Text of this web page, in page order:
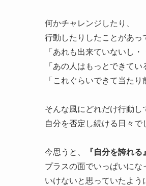
何かチャレンジしたり、
行動したりしたことがあっ
「あれも出来ていないし・
「あの人はもっとできてい
「これぐらいできて当たり
そんな風にどれだけ行動し
自分を否定し続ける日々で
今思うと、 『自分を誇れる』
プラスの面でいっぱいにな
いけないと思っていたよう